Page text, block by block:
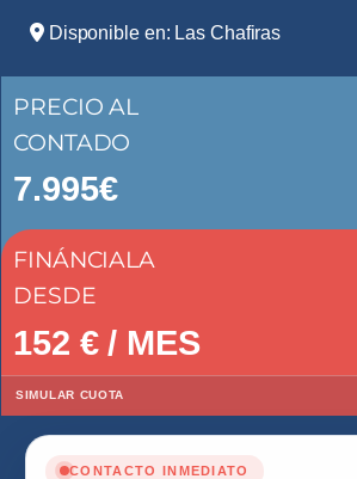
Disponible en: Las Chafiras
PRECIO AL
CONTADO
7.995€
FINÁNCIALA
DESDE
152 € / MES
SIMULAR CUOTA
CONTACTO INMEDIATO